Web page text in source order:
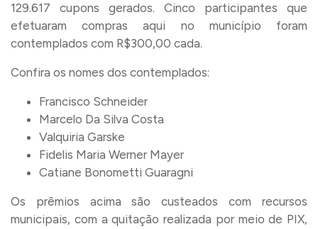
129.617 cupons gerados. Cinco participantes que
efetuaram compras aqui no município foram
contemplados com R$300,00 cada.
Confira os nomes dos contemplados:
Francisco Schneider
Marcelo Da Silva Costa
Valquiria Garske
Fidelis Maria Werner Mayer
Catiane Bonometti Guaragni
Os prêmios acima são custeados com recursos
municipais, com a quitação realizada por meio de PIX,